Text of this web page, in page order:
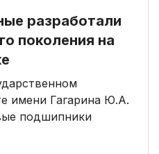
разработали
поколения на
имени Гагарина Ю.А.
подшипники